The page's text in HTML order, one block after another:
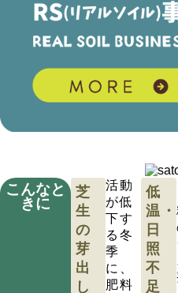
こんなと
きに
芝
生
の
芽
出
し
活動
が低
下す
る冬
季
に、
肥料
低
温・
日
照
不
足